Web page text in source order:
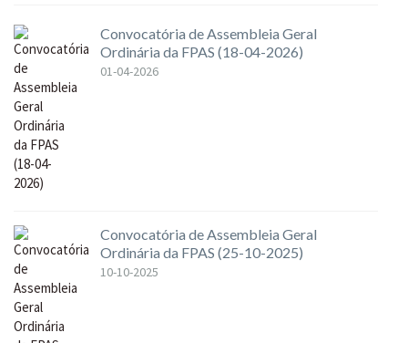
Convocatória de Assembleia Geral
Ordinária da FPAS (18-04-2026)
01-04-2026
Convocatória de Assembleia Geral
Ordinária da FPAS (25-10-2025)
10-10-2025